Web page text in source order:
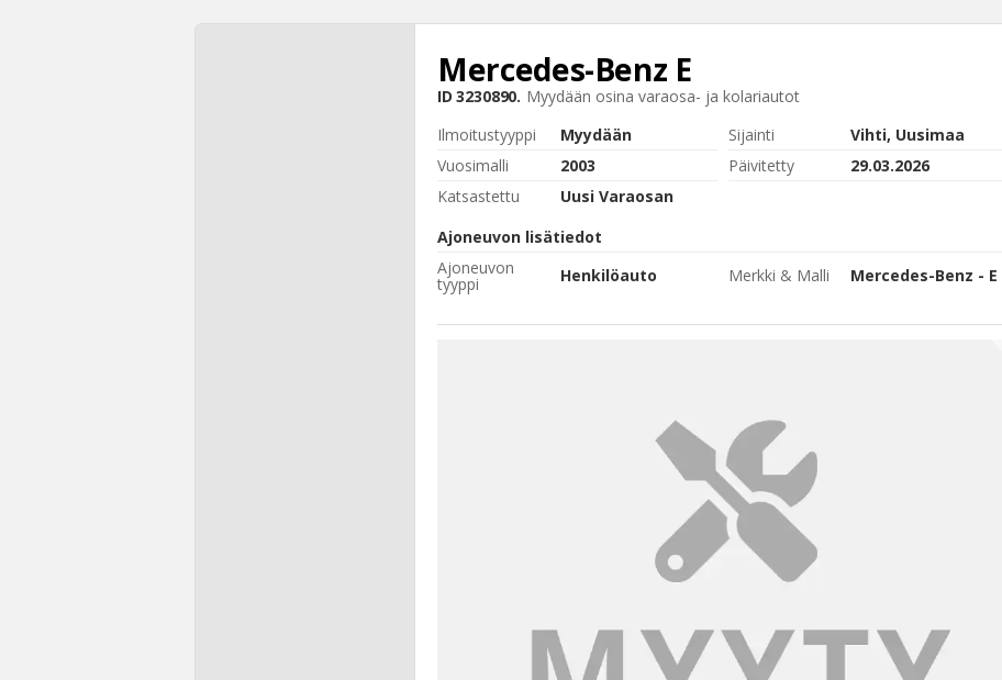
Mercedes-Benz E
ID3230890. Myydään osinavaraosa- ja kolariautot
Ilmoitustyyppi
Myydään Sijainti
Vihti, Uusimaa
Vuosimalli
2003 Päivitetty
29.03.2026
Katsastettu
Uusi Varaosan
Ajoneuvon lisätiedot
Ajoneuvon
tyyppi Henkilöauto Merkki & Malli Mercedes-Benz - E